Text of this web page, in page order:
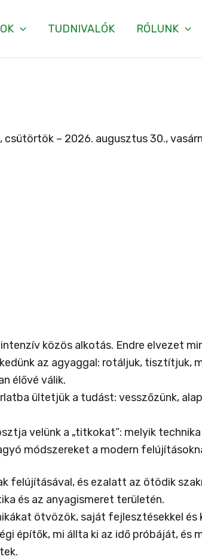
TUDNIVALÓK RÓLUNK
csütörtök – 2026. augusztus 30.,
közös alkotás. Endre elvezet
az agyaggal: rotáljuk, tisztítjuk,
élővé válik.
ültetjük a tudást: vesszőzünk,
velünk a „titkokat”: melyik
módszereket a modern
felújításával, és ezalatt az ötödik
és az anyagismeret területén.
ötvözök, saját fejlesztésekkel
építők, mi állta ki az idő próbáját,